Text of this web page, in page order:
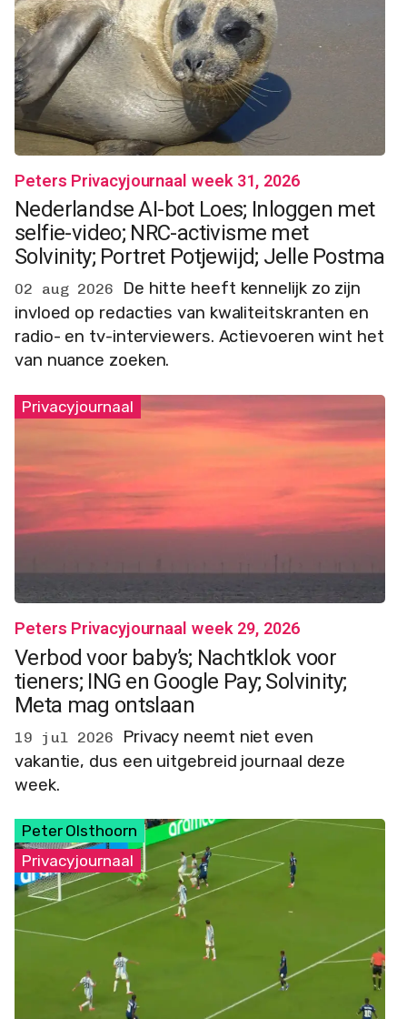
Peters Privacyjournaal week 31, 2026
Nederlandse AI-bot Loes; Inloggen met
selfie-video; NRC-activisme met
Solvinity; Portret Potjewijd; Jelle Postma
02 aug 2026
De hitte heeft kennelijk zo zijn
invloed op redacties van kwaliteitskranten en
radio- en tv-interviewers. Actievoeren wint het
van nuance zoeken.
Privacyjournaal
Peters Privacyjournaal week 29, 2026
Verbod voor baby’s; Nachtklok voor
tieners; ING en Google Pay; Solvinity;
Meta mag ontslaan
19 jul 2026
Privacy neemt niet even
vakantie, dus een uitgebreid journaal deze
week.
Peter Olsthoorn
Privacyjournaal